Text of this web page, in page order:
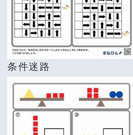
条件迷路